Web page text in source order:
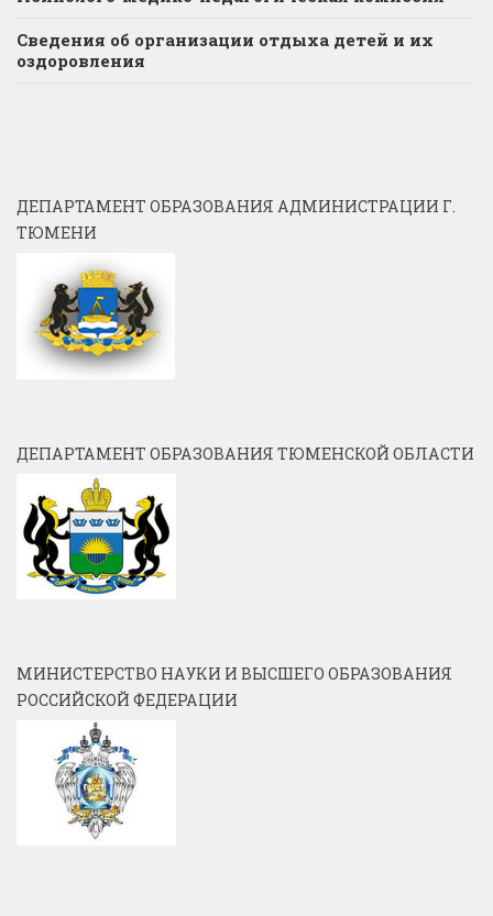
Сведения об организации отдыха детей и их
оздоровления
ДЕПАРТАМЕНТ ОБРАЗОВАНИЯ АДМИНИСТРАЦИИ Г.
ТЮМЕНИ
ДЕПАРТАМЕНТ ОБРАЗОВАНИЯ ТЮМЕНСКОЙ ОБЛАСТИ
МИНИСТЕРСТВО НАУКИ И ВЫСШЕГО ОБРАЗОВАНИЯ
РОССИЙСКОЙ ФЕДЕРАЦИИ